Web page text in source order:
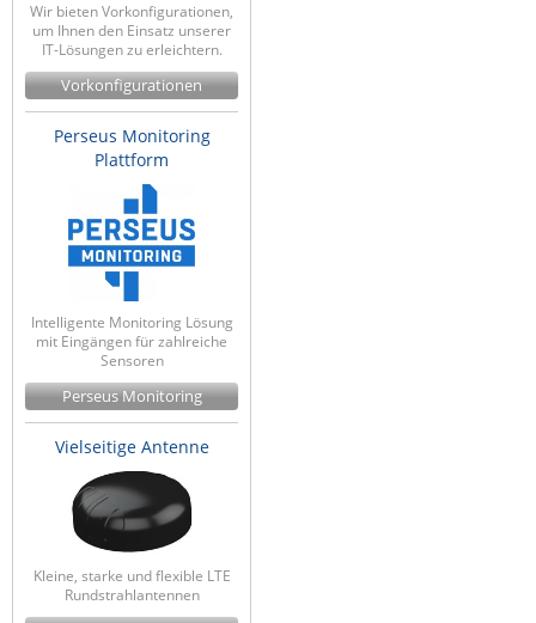
Wir bieten Vorkonfigurationen,
um Ihnen den Einsatz unserer
IT-Lösungen zu erleichtern.
Vorkonfigurationen
Perseus Monitoring
Plattform
Intelligente Monitoring Lösung
mit Eingängen für zahlreiche
Sensoren
Perseus Monitoring
Vielseitige Antenne
Kleine, starke und flexible LTE
Rundstrahlantennen